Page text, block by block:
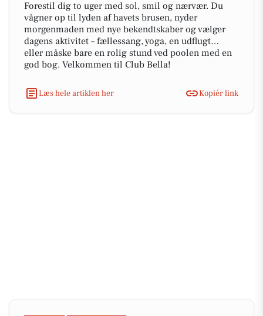
Forestil dig to uger med sol, smil og nærvær. Du
vågner op til lyden af havets brusen, nyder
morgenmaden med nye bekendtskaber og vælger
dagens aktivitet – fællessang, yoga, en udflugt…
eller måske bare en rolig stund ved poolen med en
god bog. Velkommen til Club Bella!
Læs hele artiklen her Kopiér link